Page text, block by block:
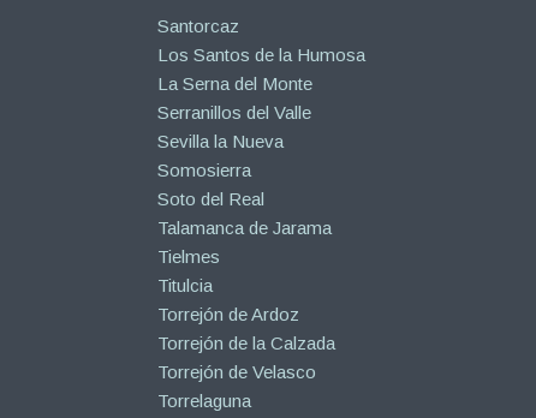
Santorcaz
Los Santos de la Humosa
La Serna del Monte
Serranillos del Valle
Sevilla la Nueva
Somosierra
Soto del Real
Talamanca de Jarama
Tielmes
Titulcia
Torrejón de Ardoz
Torrejón de la Calzada
Torrejón de Velasco
Torrelaguna